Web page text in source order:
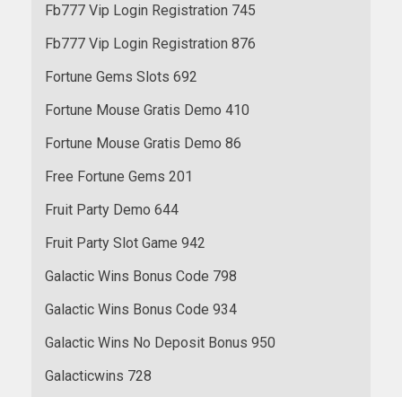
Fb777 Vip Login Registration 745
Fb777 Vip Login Registration 876
Fortune Gems Slots 692
Fortune Mouse Gratis Demo 410
Fortune Mouse Gratis Demo 86
Free Fortune Gems 201
Fruit Party Demo 644
Fruit Party Slot Game 942
Galactic Wins Bonus Code 798
Galactic Wins Bonus Code 934
Galactic Wins No Deposit Bonus 950
Galacticwins 728